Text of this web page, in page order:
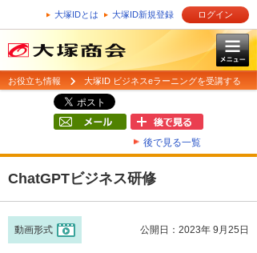
大塚IDとは 大塚ID新規登録 ログイン
お役立ち情報 大塚ID ビジネスeラーニングを受講する
後で見る一覧
ChatGPTビジネス研修
動画形式 公開日：2023年 9月25日